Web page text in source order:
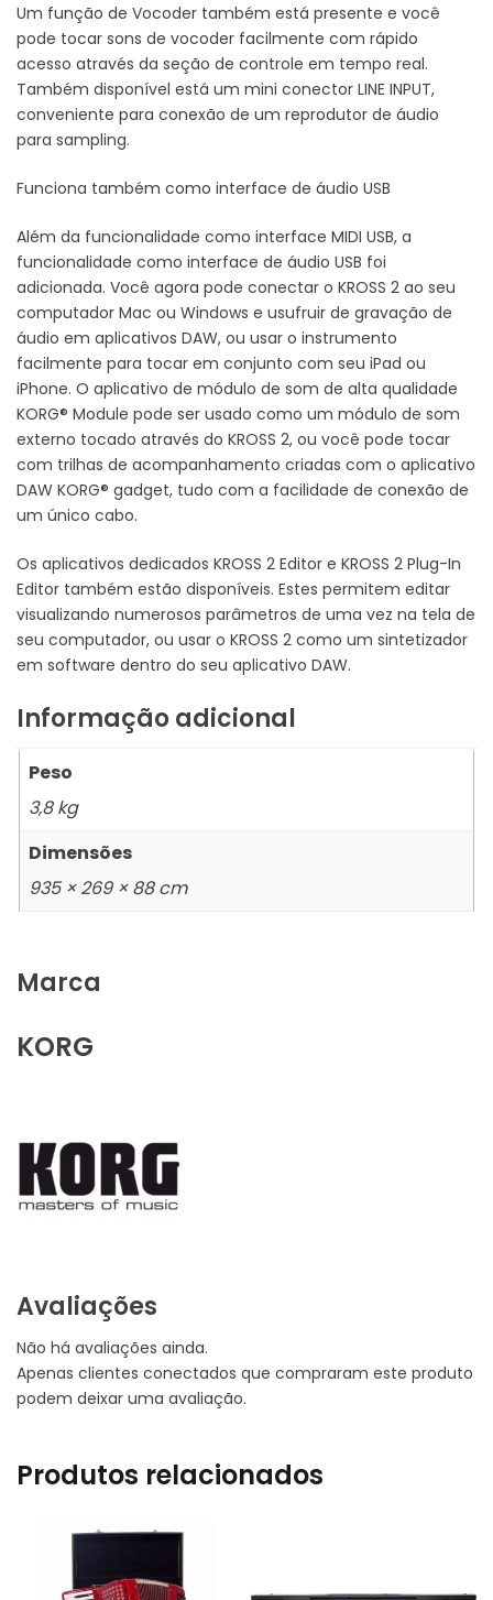
Um função de Vocoder também está presente e você
pode tocar sons de vocoder facilmente com rápido
acesso através da seção de controle em tempo real.
Também disponível está um mini conector LINE INPUT,
conveniente para conexão de um reprodutor de áudio
para sampling.
Funciona também como interface de áudio USB
Além da funcionalidade como interface MIDI USB, a
funcionalidade como interface de áudio USB foi
adicionada. Você agora pode conectar o KROSS 2 ao seu
computador Mac ou Windows e usufruir de gravação de
áudio em aplicativos DAW, ou usar o instrumento
facilmente para tocar em conjunto com seu iPad ou
iPhone. O aplicativo de módulo de som de alta qualidade
KORG® Module pode ser usado como um módulo de som
externo tocado através do KROSS 2, ou você pode tocar
com trilhas de acompanhamento criadas com o aplicativo
DAW KORG® gadget, tudo com a facilidade de conexão de
um único cabo.
Os aplicativos dedicados KROSS 2 Editor e KROSS 2 Plug-In
Editor também estão disponíveis. Estes permitem editar
visualizando numerosos parâmetros de uma vez na tela de
seu computador, ou usar o KROSS 2 como um sintetizador
em software dentro do seu aplicativo DAW.
Informação adicional
Peso
3,8 kg
Dimensões
935 × 269 × 88 cm
Marca
KORG
Avaliações
Não há avaliações ainda.
Apenas clientes conectados que compraram este produto
podem deixar uma avaliação.
Produtos relacionados